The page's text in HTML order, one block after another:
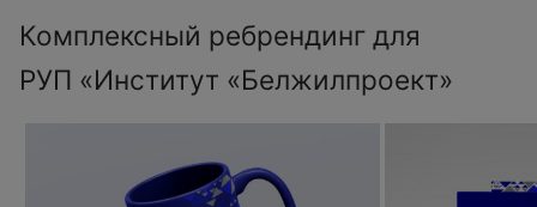
Комплексный ребрендинг для
РУП «Институт «Белжилпроект»